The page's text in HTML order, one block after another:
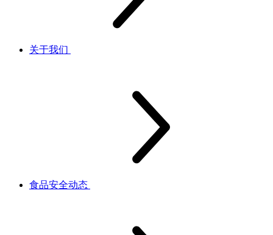
关于我们
食品安全动态